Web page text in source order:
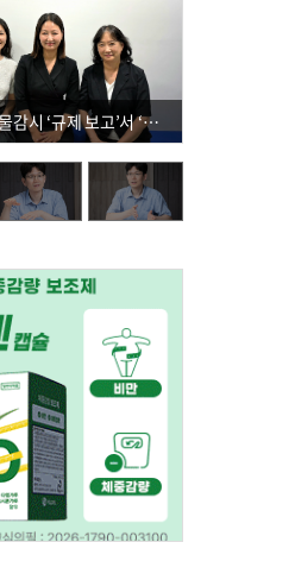
셀타스퀘어, 약물감시 ‘규제 보고’서 ‘데이터 의사결정’으로 "PVX 전환 요구 커진다"